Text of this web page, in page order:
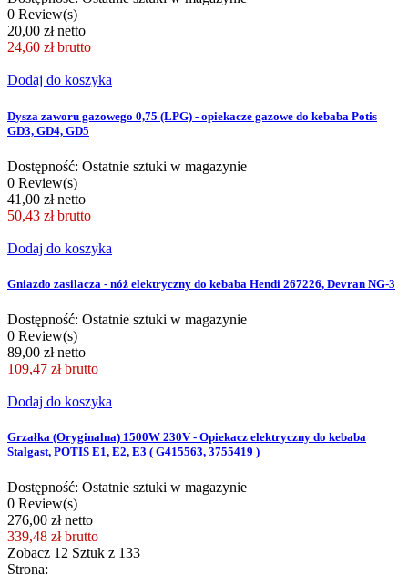
0 Review(s)
20,00 zł netto
24,60 zł brutto
Dodaj do koszyka
Dysza zaworu gazowego 0,75 (LPG) - opiekacze gazowe do kebaba Potis
GD3, GD4, GD5
Dostępność: Ostatnie sztuki w magazynie
0 Review(s)
41,00 zł netto
50,43 zł brutto
Dodaj do koszyka
Gniazdo zasilacza - nóż elektryczny do kebaba Hendi 267226, Devran NG-3
Dostępność: Ostatnie sztuki w magazynie
0 Review(s)
89,00 zł netto
109,47 zł brutto
Dodaj do koszyka
Grzałka (Oryginalna) 1500W 230V - Opiekacz elektryczny do kebaba
Stalgast, POTIS E1, E2, E3 ( G415563, 3755419 )
Dostępność: Ostatnie sztuki w magazynie
0 Review(s)
276,00 zł netto
339,48 zł brutto
Zobacz 12 Sztuk z 133
Strona: